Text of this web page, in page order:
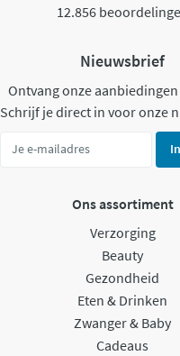
12.856
Nieuwsbrief
Ontvang onze aanbiedingen
Schrijf je direct in voor onze
Ons assortiment
Verzorging
Beauty
Gezondheid
Eten & Drinken
Zwanger & Baby
Cadeaus